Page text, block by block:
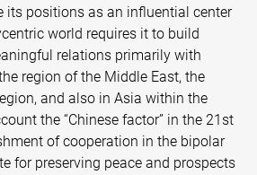
its positions as an influential center
world requires it to build
relations primarily with
region of the Middle East, the
and also in Asia within the
the “Chinese factor” in the 21st
of cooperation in the bipolar
for preserving peace and prospects